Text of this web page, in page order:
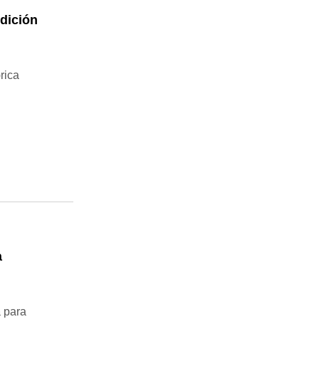
para